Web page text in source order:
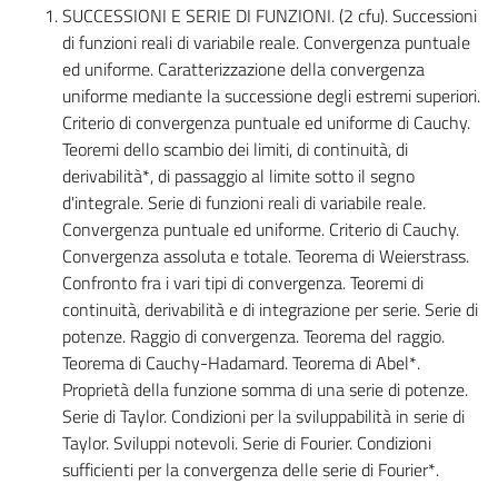
SUCCESSIONI E SERIE DI FUNZIONI. (2 cfu). Successioni
di funzioni reali di variabile reale. Convergenza puntuale
ed uniforme. Caratterizzazione della convergenza
uniforme mediante la successione degli estremi superiori.
Criterio di convergenza puntuale ed uniforme di Cauchy.
Teoremi dello scambio dei limiti, di continuità, di
derivabilità*, di passaggio al limite sotto il segno
d'integrale. Serie di funzioni reali di variabile reale.
Convergenza puntuale ed uniforme. Criterio di Cauchy.
Convergenza assoluta e totale. Teorema di Weierstrass.
Confronto fra i vari tipi di convergenza. Teoremi di
continuità, derivabilità e di integrazione per serie. Serie di
potenze. Raggio di convergenza. Teorema del raggio.
Teorema di Cauchy-Hadamard. Teorema di Abel*.
Proprietà della funzione somma di una serie di potenze.
Serie di Taylor. Condizioni per la sviluppabilità in serie di
Taylor. Sviluppi notevoli. Serie di Fourier. Condizioni
sufficienti per la convergenza delle serie di Fourier*.